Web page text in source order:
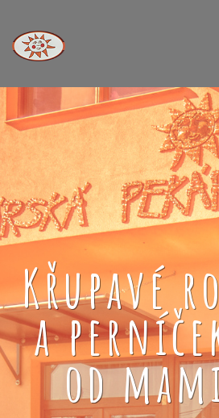
Křupavé
a
od